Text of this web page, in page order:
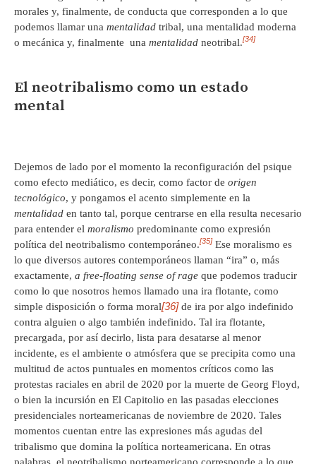
morales y, finalmente, de conducta que corresponden a lo que
podemos llamar una mentalidad tribal, una mentalidad moderna
o mecánica y, finalmente una mentalidad neotribal.[34]
El neotribalismo como un estado
mental
Dejemos de lado por el momento la reconfiguración del psique
como efecto mediático, es decir, como factor de origen
tecnológico, y pongamos el acento simplemente en la
mentalidad en tanto tal, porque centrarse en ella resulta necesario
para entender el moralismo predominante como expresión
política del neotribalismo contemporáneo.[35] Ese moralismo es
lo que diversos autores contemporáneos llaman “ira” o, más
exactamente, a free-floating sense of rage que podemos traducir
como lo que nosotros hemos llamado una ira flotante, como
simple disposición o forma moral[36]de ira por algo indefinido
contra alguien o algo también indefinido. Tal ira flotante,
precargada, por así decirlo, lista para desatarse al menor
incidente, es el ambiente o atmósfera que se precipita como una
multitud de actos puntuales en momentos críticos como las
protestas raciales en abril de 2020 por la muerte de Georg Floyd,
o bien la incursión en El Capitolio en las pasadas elecciones
presidenciales norteamericanas de noviembre de 2020. Tales
momentos cuentan entre las expresiones más agudas del
tribalismo que domina la política norteamericana. En otras